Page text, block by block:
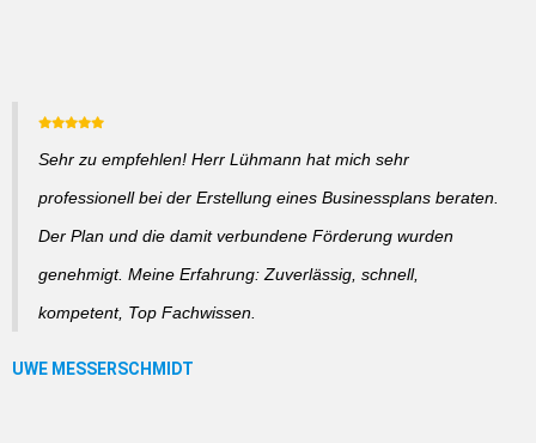
Sehr zu empfehlen! Herr Lühmann hat mich sehr
professionell bei der Erstellung eines Businessplans beraten.
Der Plan und die damit verbundene Förderung wurden
genehmigt. Meine Erfahrung: Zuverlässig, schnell,
kompetent, Top Fachwissen.